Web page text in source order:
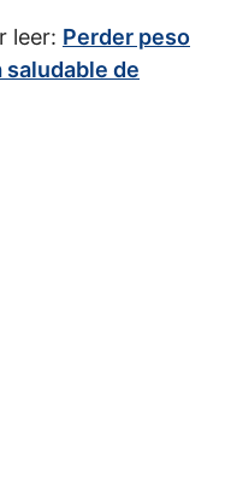
leer: Perder peso
de